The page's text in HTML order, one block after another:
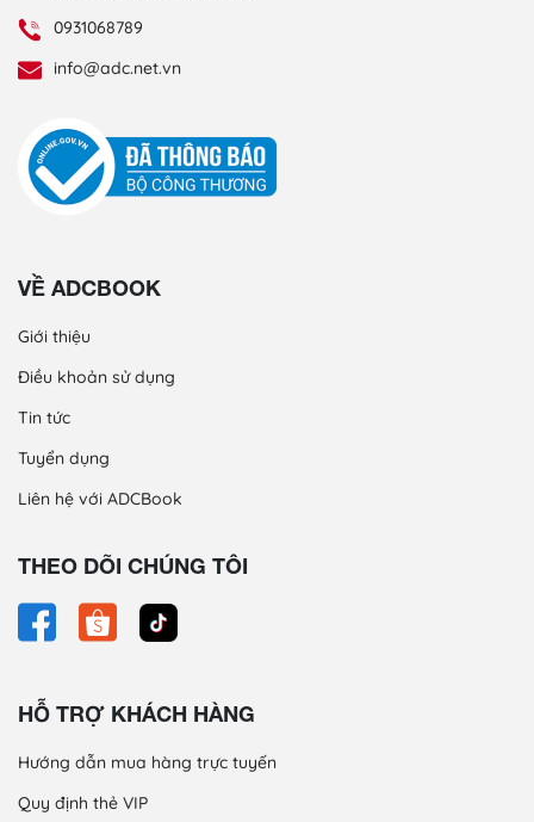
0931068789
info@adc.net.vn
VỀ ADCBOOK
Giới thiệu
Điều khoản sử dụng
Tin tức
Tuyển dụng
Liên hệ với ADCBook
THEO DÕI CHÚNG TÔI
HỖ TRỢ KHÁCH HÀNG
Hướng dẫn mua hàng trực tuyến
Quy định thẻ VIP